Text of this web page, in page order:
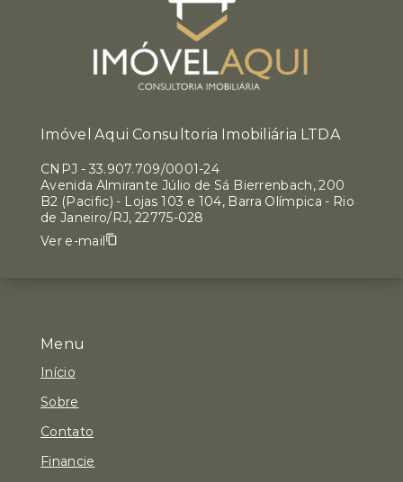
Menu
Início
Sobre
Contato
Financie
Imóvel Aqui Consultoria Imobiliária LTDA
CNPJ - 33.907.709/0001-24
Avenida Almirante Júlio de Sá Bierrenbach, 200
B2 (Pacific) - Lojas 103 e 104, Barra Olímpica - Rio
de Janeiro/RJ, 22775-028
Ver e-mail